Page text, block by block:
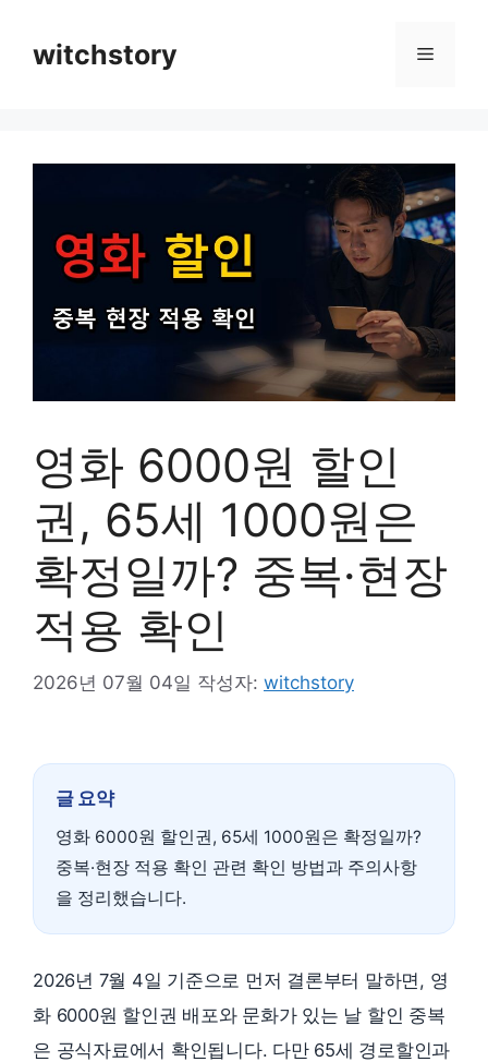
witchstory 메
영화 6000원 할인
권, 65세 1000원은
확정일까? 중복·현장
적용 확인
2026년 07월 04일 작성자: witchstory
글 요약
영화 6000원 할인권, 65세 1000원은 확정일까?
중복·현장 적용 확인 관련 확인 방법과 주의사항
을 정리했습니다.
2026년 7월 4일 기준으로 먼저 결론부터 말하면, 영
화 6000원 할인권 배포와 문화가 있는 날 할인 중복
은 공식자료에서 확인됩니다. 다만 65세 경로할인과